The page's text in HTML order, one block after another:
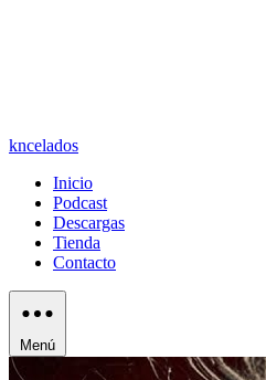
kncelados
Inicio
Podcast
Descargas
Tienda
Contacto
Menú